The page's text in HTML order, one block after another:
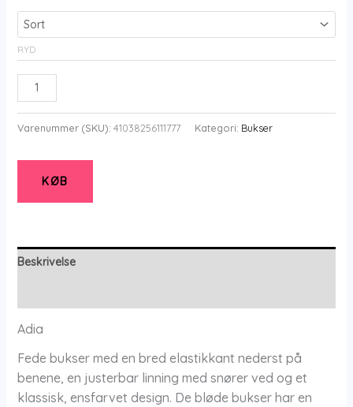
RYD
Adia
-
Bukser
Adhoila
Black
40
Varenummer (SKU): 41038256111777 Kategori: Bukser
KØB
Beskrivelse
Adia
Fede bukser med en bred elastikkant nederst på
benene, en justerbar linning med snører ved og et
klassisk, ensfarvet design. De bløde bukser har en